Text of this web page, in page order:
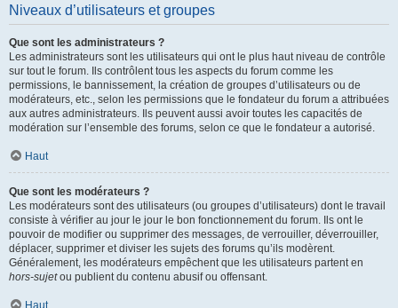
Niveaux d’utilisateurs et groupes
Que sont les administrateurs ?
Les administrateurs sont les utilisateurs qui ont le plus haut niveau de contrôle
sur tout le forum. Ils contrôlent tous les aspects du forum comme les
permissions, le bannissement, la création de groupes d’utilisateurs ou de
modérateurs, etc., selon les permissions que le fondateur du forum a attribuées
aux autres administrateurs. Ils peuvent aussi avoir toutes les capacités de
modération sur l’ensemble des forums, selon ce que le fondateur a autorisé.
Haut
Que sont les modérateurs ?
Les modérateurs sont des utilisateurs (ou groupes d’utilisateurs) dont le travail
consiste à vérifier au jour le jour le bon fonctionnement du forum. Ils ont le
pouvoir de modifier ou supprimer des messages, de verrouiller, déverrouiller,
déplacer, supprimer et diviser les sujets des forums qu’ils modèrent.
Généralement, les modérateurs empêchent que les utilisateurs partent en
hors-sujetou publient du contenu abusif ou offensant.
Haut